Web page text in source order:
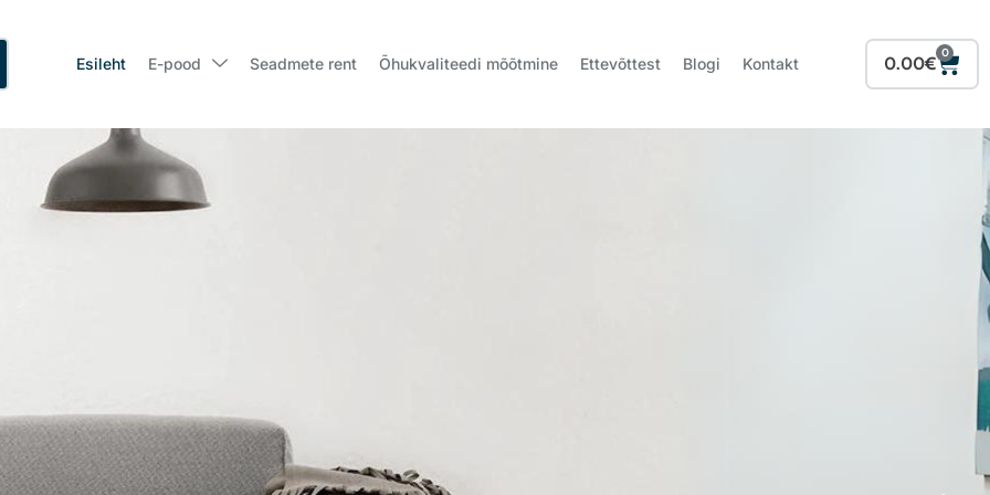
Esileht E-pood Seadmete rent Õhukvaliteedi mõõtmine Ettevõttest Blogi Kontakt 0.00€
0
Cart